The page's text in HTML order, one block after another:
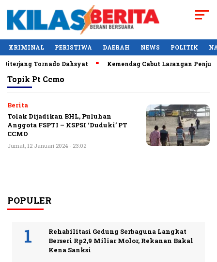
KRIMINAL PERISTIWA DAERAH NEWS POLITIK
Tornado Dahsyat Kemendag Cabut Larangan
Topik Pt Ccmo
Berita
Tolak Dijadikan BHL, Puluhan
Anggota FSPTI – KSPSI ‘Duduki’ PT
CCMO
Jumat, 12 Januari 2024 - 23:02
POPULER
Rehabilitasi Gedung Serbaguna Langkat
Berseri Rp2,9 Miliar Molor, Rekanan Bakal
Kena Sanksi